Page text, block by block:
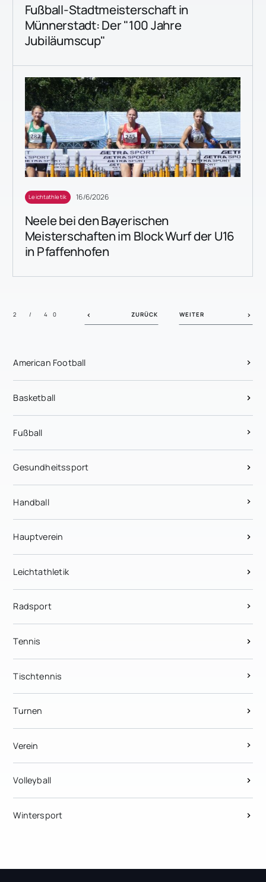
Fußball-Stadtmeisterschaft in
Münnerstadt: Der "100 Jahre
Jubiläumscup"
Leichtathletik 16/6/2026
Neele bei den Bayerischen
Meisterschaften im Block Wurf der U16
in Pfaffenhofen
ZURÜCK WEITER
2 / 40
American Football
Basketball
Fußball
Gesundheitssport
Handball
Hauptverein
Leichtathletik
Radsport
Tennis
Tischtennis
Turnen
Verein
Volleyball
Wintersport